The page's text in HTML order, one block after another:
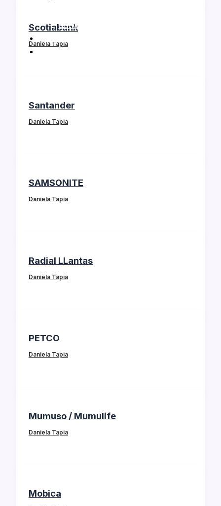
Condiciones
Scotiabank
Daniela Tapia
Santander
Daniela Tapia
SAMSONITE
Daniela Tapia
Radial LLantas
Daniela Tapia
PETCO
Daniela Tapia
Mumuso / Mumulife
Daniela Tapia
Mobica